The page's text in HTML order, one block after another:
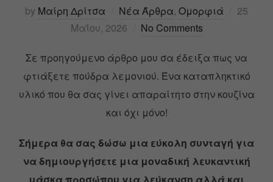
by Μαίρη Δρίτσα Νέα Άρθρα, Ομορφιά
25
Μαΐου, 2026
No Comments
Σε προηγούμενο άρθρο μου σα έδειξα πως να
φτιάξετε πούδρα λεμονιού. Ένα καταπληκτικό
υλικό που θα σας γίνει απαραίτητο στην κουζίνα
και όχι μόνο!
Σήμερα θα σας δώσω μια εύκολη συνταγή για
να δημιουργήσετε μια μοναδική λευκαντική
μάσκα προσώπου για λεύκανση αλλά και